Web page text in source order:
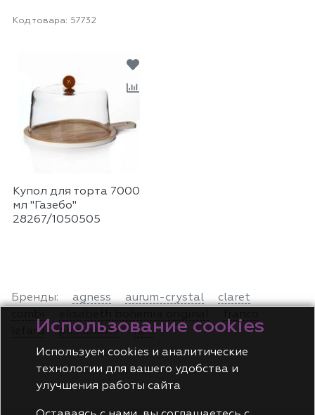
Код товара: 57732
Купол для торта 7000
мл "Газебо"
28267/1050505
Бренды: agness aurum-crystal
claret
lefard
pasabahce нет
Использование cookies
Используем cookies и аналитические
технологии для вашего удобства и
улучшения работы сайта